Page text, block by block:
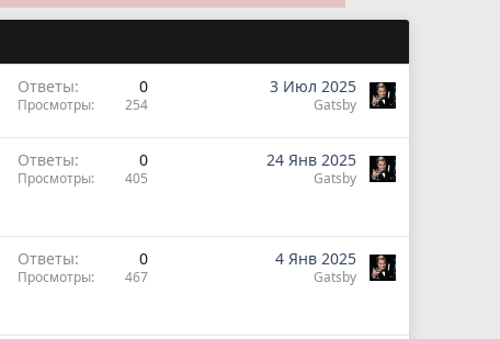
Ответы 0
Просмотры 254
3 Июл 2025
Gatsby
Ответы 0
Просмотры 405
24 Янв 2025
Gatsby
Ответы 0
Просмотры 467
4 Янв 2025
Gatsby